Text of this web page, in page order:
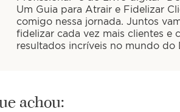
Um Guia para Atrair e Fidelizar
comigo nessa jornada. Juntos
fidelizar cada vez mais clientes e
resultados incríveis no mundo do
achou: